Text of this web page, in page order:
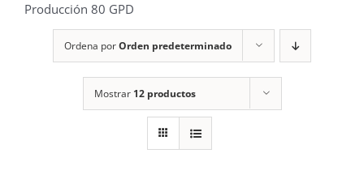
Producción 80 GPD
Ordena porOrden predeterminado
Mostrar 12 productos